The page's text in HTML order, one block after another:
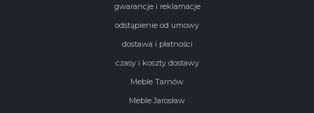
gwarancje i reklamacje
odstąpienie od umowy
dostawa i płatności
czasy i koszty dostawy
Meble Tarnów
Meble Jarosław